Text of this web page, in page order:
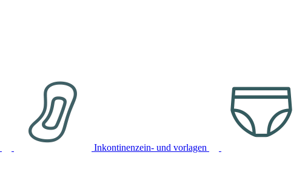
Inkontinenzein- und vorlagen